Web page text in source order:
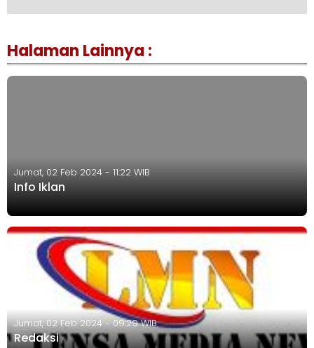
Halaman Lainnya :
Jumat, 02 Feb 2024 - 11:22 WIB
Info Iklan
Jumat, 02 Feb 2024 - 09:29 WIB
Redaksi